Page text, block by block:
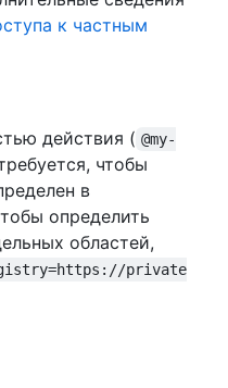
к частным
действия ( @my-
чтобы
в
определить
областей,
private